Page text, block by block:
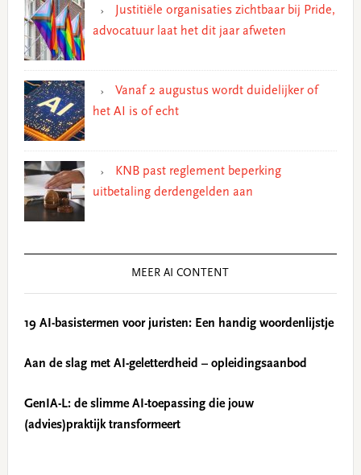
Justitiële organisaties zichtbaar bij Pride,
advocatuur laat het dit jaar afweten
Vanaf 2 augustus wordt duidelijker of
het AI is of echt
KNB past reglement beperking
uitbetaling derdengelden aan
MEER AI CONTENT
19 AI-basistermen voor juristen: Een handig woordenlijstje
Aan de slag met AI-geletterdheid – opleidingsaanbod
GenIA-L: de slimme AI-toepassing die jouw
(advies)praktijk transformeert